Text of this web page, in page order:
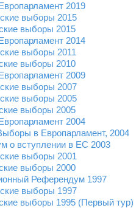
2019
выборы 2015
выборы 2015
2014
выборы 2011
выборы 2010
2009
выборы 2007
выборы 2005
выборы 2005
2004
в Европарламент, 2004
о вступлении в ЕС 2003
выборы 2001
выборы 2000
Референдум 1997
выборы 1997
выборы 1995 (Первый тур)